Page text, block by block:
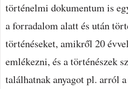
történelmi dokumentum is
a forradalom alatt és után
történéseket, amikről 20
emlékezni, és a történészek
találhatnak anyagot pl. arról